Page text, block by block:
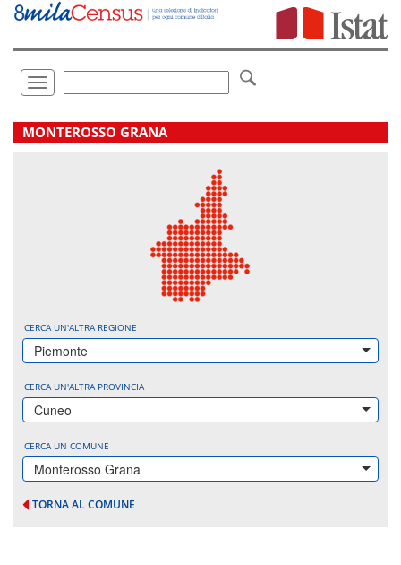
Vai
direttamente
Toggle
navigation
.
MONTEROSSO GRANA
CERCA UN'ALTRA REGIONE
Piemonte
CERCA UN'ALTRA PROVINCIA
Cuneo
CERCA UN COMUNE
Monterosso Grana
TORNA AL COMUNE